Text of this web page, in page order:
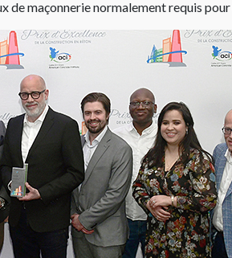
maçonnerie normalement requis